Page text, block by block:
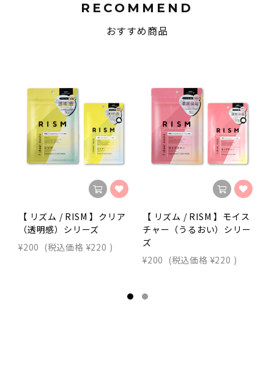
RECOMMEND
おすすめ商品
【 リズム / RISM 】クリア
（透明感）シリーズ
¥200 (税込価格 ¥220 )
【 リズム / RISM 】モイス
チャー（うるおい）シリー
ズ
¥200 (税込価格 ¥220 )